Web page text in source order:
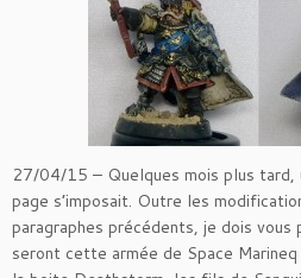
27/04/15 – Quelques mois plus tard,
page s’imposait. Outre les
paragraphes précédents, je dois
seront cette armée de Space